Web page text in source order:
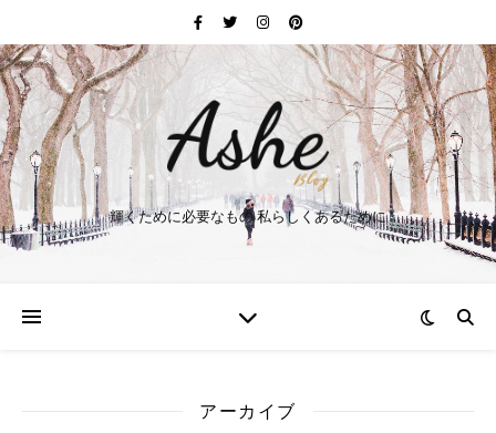
輝くために必要なもの 私らしくあるために
アーカイブ